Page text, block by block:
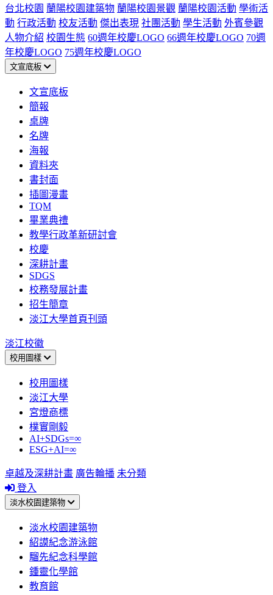
台北校園 蘭陽校園建築物 蘭陽校園景觀 蘭陽校園活動 學術活
動 行政活動 校友活動 傑出表現 社團活動 學生活動 外賓參觀
人物介紹 校園生態 60週年校慶LOGO 66週年校慶LOGO 70週
年校慶LOGO 75週年校慶LOGO
文宣底板
文宣底板
簡報
桌牌
名牌
海報
資料夾
書封面
插圖漫畫
TQM
畢業典禮
教學行政革新研討會
校慶
深耕計畫
SDGS
校務發展計畫
招生簡章
淡江大學首頁刊頭
淡江校徽
校用圖樣
校用圖樣
淡江大學
宮燈商標
樸實剛毅
AI+SDGs=∞
ESG+AI=∞
卓越及深耕計畫 廣告輪播 未分類
登入
淡水校園建築物
淡水校園建築物
紹謨紀念游泳館
騮先紀念科學館
鍾靈化學館
教育館